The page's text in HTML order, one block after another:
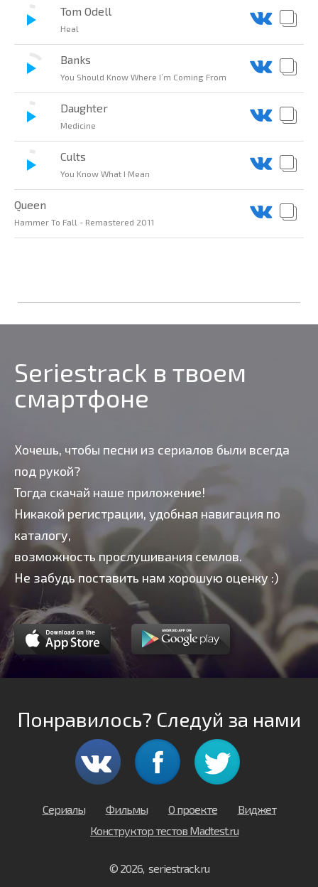
Tom Odell
Heal
Banks
You Should Know Where I’m Coming From
Daughter
Medicine
Cults
You Know What I Mean
Queen
Hammer To Fall - Remastered 2011
Seriestrack в твоем
смартфоне
Хочешь, чтобы песни из сериалов были всегда
под рукой?
Тогда скачай наше приложение!
Никакой регистрации, удобная навигация по
каталогу,
возможность прослушивания семлов.
Не забудь поставить нам хорошую оценку :)
Понравилось? Следуй за нами
Сериалы Фильмы О проекте
Виджет
Конструктор тестов Madtest.ru
© 2026, seriestrack.ru